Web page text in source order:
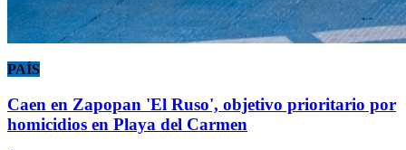
PAÍS
Caen en Zapopan 'El Ruso', objetivo prioritario por
homicidios en Playa del Carmen